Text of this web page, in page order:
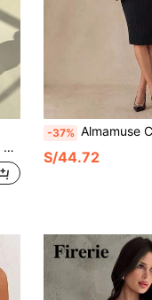
-37% Almamuse Conjunto de vestido de punto de
S/44.72